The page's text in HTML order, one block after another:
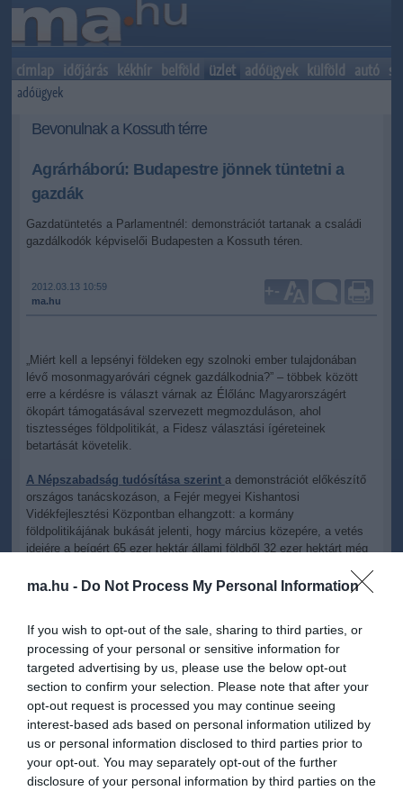
ma.hu - Do Not Process My Personal Information
If you wish to opt-out of the sale, sharing to third parties, or
processing of your personal or sensitive information for
targeted advertising by us, please use the below opt-out
section to confirm your selection. Please note that after your
opt-out request is processed you may continue seeing
interest-based ads based on personal information utilized by
us or personal information disclosed to third parties prior to
your opt-out. You may separately opt-out of the further
disclosure of your personal information by third parties on the
címlap időjárás kékhír belföld üzlet adóügyek külföld autó
adóügyek
Bevonulnak a Kossuth térre
Agrárháború: Budapestre jönnek tüntetni a
gazdák
Gazdatüntetés a Parlamentnél: demonstrációt tartanak a családi
gazdálkodók képviselői Budapesten a Kossuth téren.
2012.03.13 10:59
ma.hu
+-
„Miért kell a lepsényi földeken egy szolnoki ember tulajdonában
lévő mosonmagyaróvári cégnek gazdálkodnia?” – többek között
erre a kérdésre is választ várnak az Élőlánc Magyarországért
ökopárt támogatásával szervezett megmozduláson, ahol
tisztességes földpolitikát, a Fidesz választási ígéreteinek
betartását követelik.
A Népszabadság tudósítása szerint a demonstrációt előkészítő
országos tanácskozáson, a Fejér megyei Kishantosi
Vidékfejlesztési Központban elhangzott: a kormány
földpolitikájának bukását jelenti, hogy március közepére, a vetés
idejére a beígért 65 ezer hektár állami földből 32 ezer hektárt még
elfogadhatatlan, hogy a meghirdetett 33 ezer hektár nagy részét
nem bírálták el. Ahol pedig elbírálták – mint például a Váli-völgyben
–, ott helyi gazda csak „díszpintyként” nyert, a területek zömét
Fidesz-közeli nagygazdák és volt szocialista nagyüzemekből
alakult cégcsoportok nyerték el – állítja a Népszabadság.